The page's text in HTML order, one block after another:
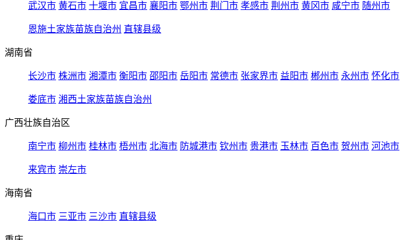
武汉市 黄石市 十堰市 宜昌市 襄阳市 鄂州市 荆门市 孝感市 荆州市 黄冈市 咸宁市 随州市
恩施土家族苗族自治州 直辖县级
湖南省
长沙市 株洲市 湘潭市 衡阳市 邵阳市 岳阳市 常德市 张家界市 益阳市 郴州市 永州市 怀化市
娄底市 湘西土家族苗族自治州
广西壮族自治区
南宁市 柳州市 桂林市 梧州市 北海市 防城港市 钦州市 贵港市 玉林市 百色市 贺州市 河池市
来宾市 崇左市
海南省
海口市 三亚市 三沙市 直辖县级